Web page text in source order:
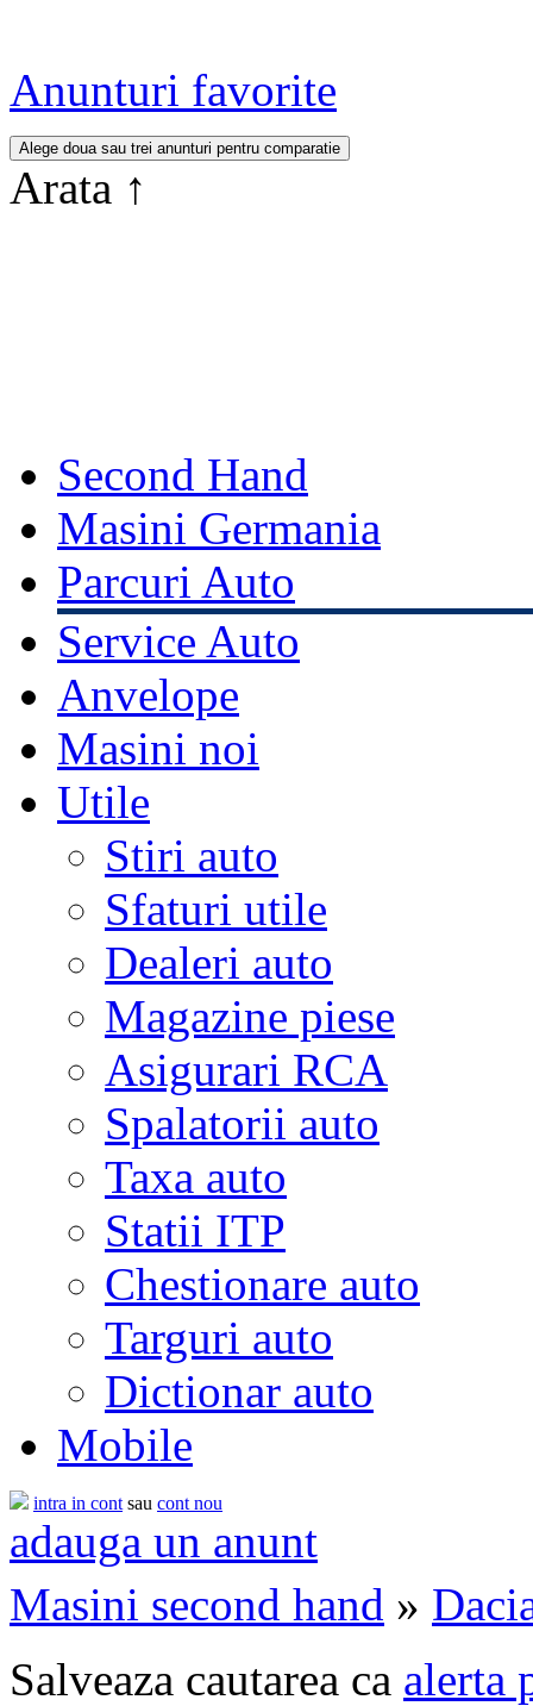
Anunturi favorite
Arata ↑
Second Hand
Masini Germania
Parcuri Auto
Service Auto
Anvelope
Masini noi
Utile
Stiri auto
Sfaturi utile
Dealeri auto
Magazine piese
Asigurari RCA
Spalatorii auto
Taxa auto
Statii ITP
Chestionare auto
Targuri auto
Dictionar auto
Mobile
intra in cont sau cont nou
adauga un anunt
Masini second hand »
Salveaza cautarea ca alerta